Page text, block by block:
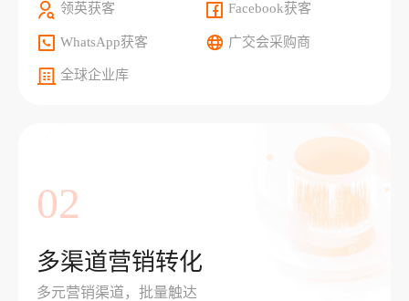
领英获客 Facebook获客
WhatsApp获客 广交会采购商
全球企业库
02
多渠道营销转化
多元营销渠道，批量触达